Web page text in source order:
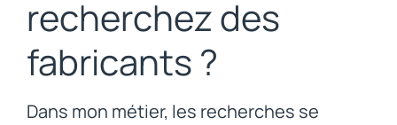
recherchez des
fabricants ?
Dans mon métier, les recherches se